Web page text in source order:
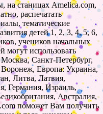
на станицах Amelica.com,
распечатать
тематические
детей 1, 2, 3, 4, 5, 6,
учеников начальных
могут использовать
Санкт-Петербург,
Воронеж, Европа: Украина,
Литва, Латвия,
Германия, Израиль,
Австралия,
поможет Вам получить